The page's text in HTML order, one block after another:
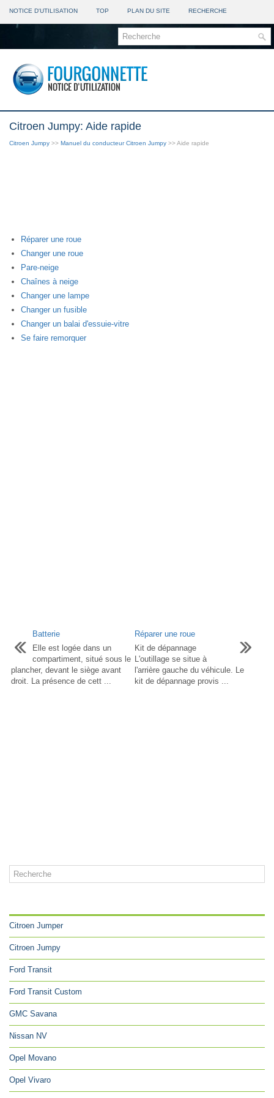
NOTICE D'UTILISATION TOP PLAN DU SITE RECHERCHE
Citroen Jumpy: Aide rapide
Citroen Jumpy >> Manuel du conducteur Citroen Jumpy >> Aide rapide
Réparer une roue
Changer une roue
Pare-neige
Chaînes à neige
Changer une lampe
Changer un fusible
Changer un balai d'essuie-vitre
Se faire remorquer
Batterie
Elle est logée dans un
compartiment, situé sous le
plancher, devant le siège avant
droit. La présence de cett ...
Réparer une roue
Kit de dépannage
L'outillage se situe à
l'arrière gauche du véhicule. Le
kit de dépannage provis ...
Citroen Jumper
Citroen Jumpy
Ford Transit
Ford Transit Custom
GMC Savana
Nissan NV
Opel Movano
Opel Vivaro